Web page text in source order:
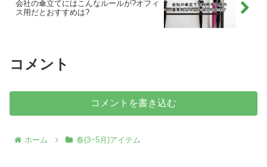
会社の傘立てにはこんなルールが?オフィ
ス用だとおすすめは?
コメント
コメントを書き込む
ホーム 春(3~5月)アイテム